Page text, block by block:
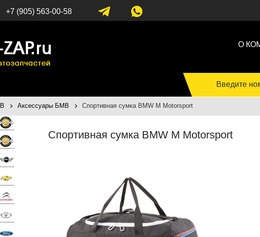
+7 (905) 563-00-58
О
Введите
Аксессуары БМВ Спортивная сумка BMW M Motorsport
Спортивная сумка BMW M Motorsport